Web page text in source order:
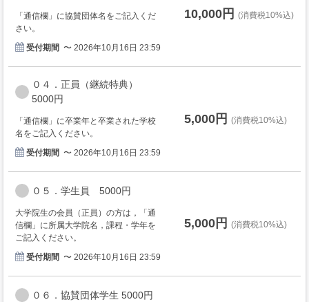
「通信欄」に協賛団体名をご記入くだ
さい。
受付期間 〜 2026年10月16日 23:59
10,000円 (消費税10%込)
０４．正員（継続特典）
5000円
「通信欄」に卒業年と卒業された学校
名をご記入ください。
受付期間 〜 2026年10月16日 23:59
5,000円 (消費税10%込)
０５．学生員 5000円
大学院生の会員（正員）の方は，「通
信欄」に所属大学院名，課程・学年を
ご記入ください。
受付期間 〜 2026年10月16日 23:59
5,000円 (消費税10%込)
０６．協賛団体学生 5000円